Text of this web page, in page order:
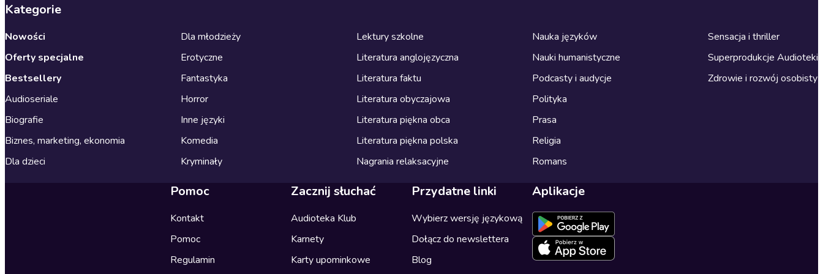
Kategorie
Nowości
Oferty specjalne
Bestsellery
Audioseriale
Biografie
Biznes, marketing, ekonomia
Dla dzieci
Dla młodzieży
Erotyczne
Fantastyka
Horror
Inne języki
Komedia
Kryminały
Lektury szkolne
Literatura anglojęzyczna
Literatura faktu
Literatura obyczajowa
Literatura piękna obca
Literatura piękna polska
Nagrania relaksacyjne
Nauka języków
Nauki humanistyczne
Podcasty i audycje
Polityka
Prasa
Religia
Romans
Sensacja i thriller
Superprodukcje Audioteki
Zdrowie i rozwój osobisty
Pomoc
Kontakt
Pomoc
Regulamin
Zacznij słuchać
Audioteka Klub
Karnety
Karty upominkowe
Przydatne linki
Wybierz wersję językową
Dołącz do newslettera
Blog
Aplikacje